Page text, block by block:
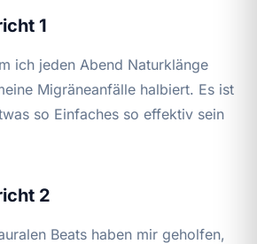
1
ich jeden Abend Naturklänge
Migräneanfälle halbiert. Es ist
so Einfaches so effektiv sein
2
Beats haben mir geholfen,